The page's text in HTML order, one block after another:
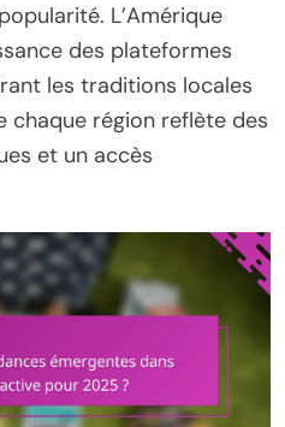
L’Amérique
des plateformes
les traditions locales
chaque région reflète des
et un accès